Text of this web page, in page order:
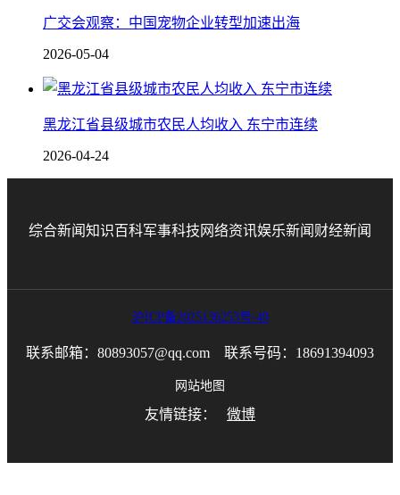
广交会观察：中国宠物企业转型加速出海
2026-05-04
黑龙江省县级城市农民人均收入 东宁市连续
2026-04-24
综合新闻知识百科军事科技 网络资讯娱乐新闻 财经新闻
沪ICP备2025136253号-49
联系邮箱：80893057@qq.com 联系号码：18691394093
网站地图
友情链接： 微博